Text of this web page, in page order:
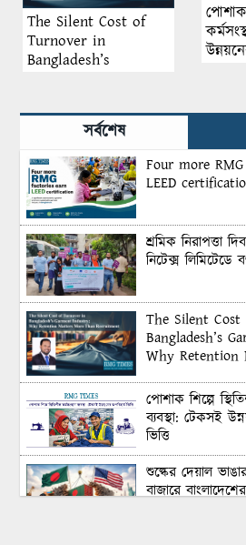
The Silent Cost of
Turnover in
Bangladesh’s
Matters More Than
Recruitment
পোশাক
সর্বশেষ
Four more
LEED
শ্রমিক নিরাপত্তা
নিটেক্স লিমিটেডে
The Silent
Bangladesh’s
Why Retention
পোশাক শিল্পে
ব্যবস্থা: টেকসই
ভিত্তি
শুল্কের দেয়াল
বাজারে